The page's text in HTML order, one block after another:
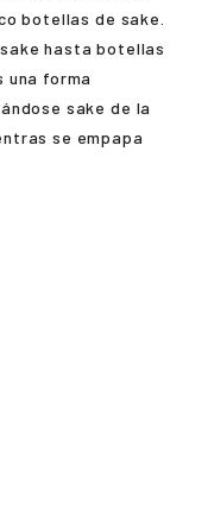
botellas de sake.
hasta botellas
una forma
sake de la
se empapa